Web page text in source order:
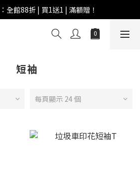
全館88折 | 買1送1 | 滿額贈！
全館88折 | 買1送1 | 滿額贈！
滿 $999 即享免運費！
短袖
每頁顯示 24 個